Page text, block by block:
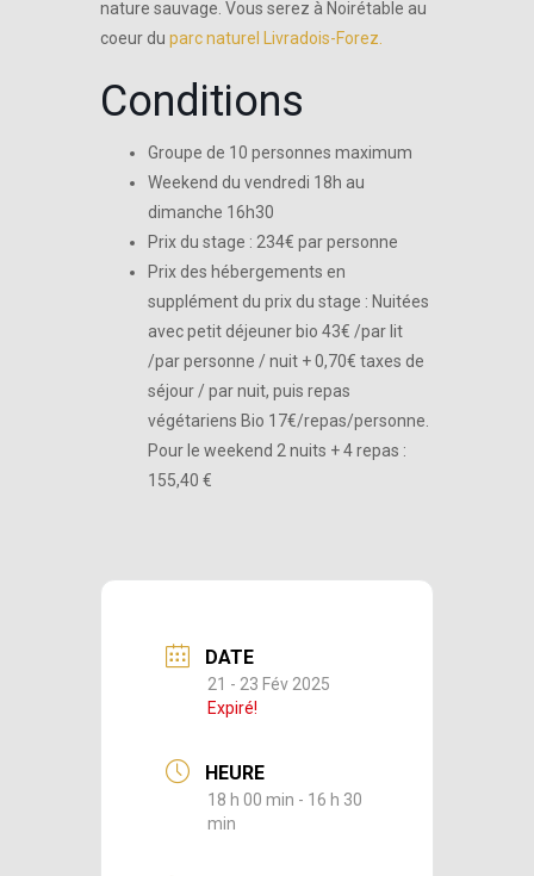
nature sauvage. Vous serez à Noirétable au
coeur du parc naturel Livradois-Forez.
Conditions
Groupe de 10 personnes maximum
Weekend du vendredi 18h au
dimanche 16h30
Prix du stage : 234€ par personne
Prix des hébergements en
supplément du prix du stage : Nuitées
avec petit déjeuner bio 43€ /par lit
/par personne / nuit + 0,70€ taxes de
séjour / par nuit, puis repas
végétariens Bio 17€/repas/personne.
Pour le weekend 2 nuits + 4 repas :
155,40 €
DATE
21 - 23 Fév 2025
Expiré!
HEURE
18 h 00 min - 16 h 30
min